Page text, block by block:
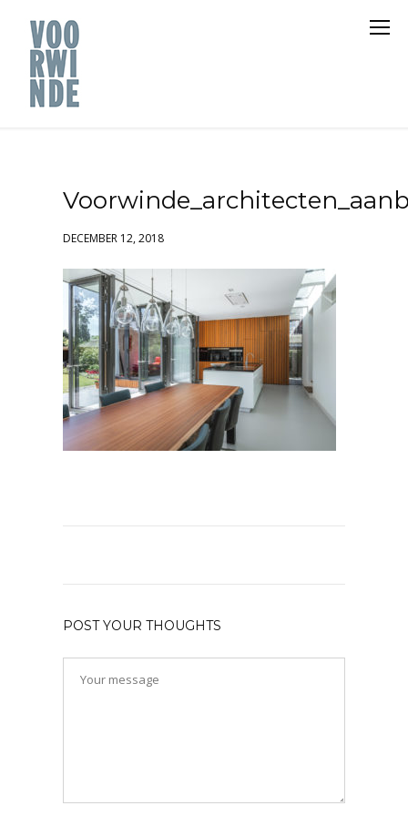
DECEMBER 12, 2018
POST YOUR THOUGHTS